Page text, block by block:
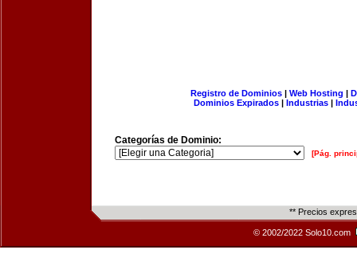
Registro de Dominios| Web Hosting |
Dominios Expirados | Industrias |
Categorías de Dominio:
[Pág.
** Precios
© 2002/2022 Solo10.com